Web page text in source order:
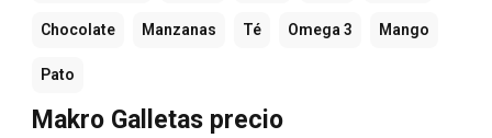
Chocolate Manzanas Té Omega 3 Mango
Pato
Makro Galletas precio